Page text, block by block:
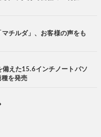
チルダ」、お客様の声をも
えた15.6インチノートパソ
を発売